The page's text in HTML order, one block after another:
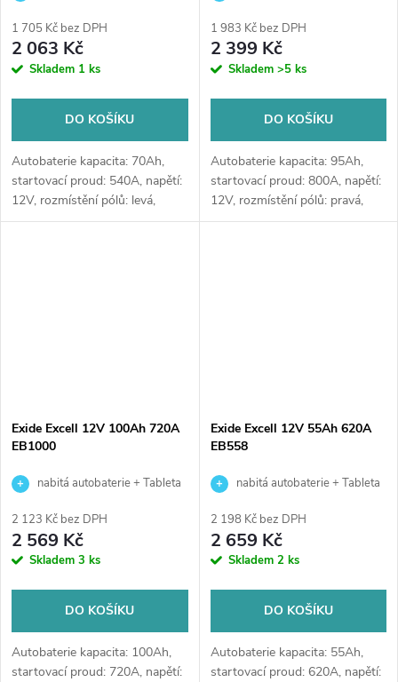
výkup staré baterie při doručení
nebo v prodejně Jinočany
1 705 Kč bez DPH
2 063 Kč
Skladem 1 ks
DO KOŠÍKU
Autobaterie kapacita: 70Ah,
startovací proud: 540A, napětí:
12V, rozmístění pólů: levá,
rozměry: 270 x 173 x 222,
výkup staré baterie při doručení
nebo v prodejně Jinočany
1 983 Kč bez DPH
2 399 Kč
Skladem >5 ks
DO KOŠÍKU
Autobaterie kapacita: 95Ah,
startovací proud: 800A, napětí:
12V, rozmístění pólů: pravá,
rozměry: 353 x 175 x 190,
Exide Excell 12V 100Ah 720A
EB1000
nabitá autobaterie + Tableta
výkup staré baterie při doručení
nebo v prodejně Jinočany
2 123 Kč bez DPH
2 569 Kč
Skladem 3 ks
DO KOŠÍKU
Autobaterie kapacita: 100Ah,
startovací proud: 720A, napětí:
Exide Excell 12V 55Ah 620A
EB558
nabitá autobaterie + Tableta
výkup staré baterie při doručení
nebo v prodejně Jinočany
2 198 Kč bez DPH
2 659 Kč
Skladem 2 ks
DO KOŠÍKU
Autobaterie kapacita: 55Ah,
startovací proud: 620A, napětí: